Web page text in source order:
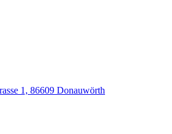
1, 86609 Donauwörth